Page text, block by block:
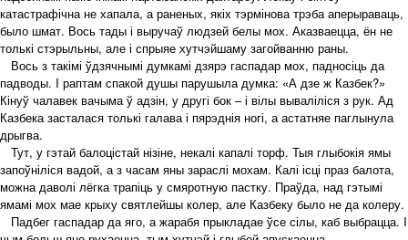
катастрафічна не хапала, а раненых, якіх тэрмінова трэба аперыраваць,
было шмат. Вось тады і выручаў людзей белы мох. Аказваецца, ён не
толькі стэрыльны, але і спрыяе хутчэйшаму загойванню раны.
Вось з такімі ўдзячнымі думкамі дзярэ гаспадар мох, падносіць да
падводы. I раптам спакой душы парушыла думка: «А дзе ж Казбек?»
Кінуў чалавек вачыма ў адзін, у другі бок – і вілы вываліліся з рук. Ад
Казбека засталася толькі галава і пярэднія ногі, а астатняе паглынула
дрыгва.
Тут, у гэтай балоцістай нізіне, некалі капалі торф. Тыя глыбокія ямы
запоўніліся вадой, а з часам яны зараслі мохам. Калі ісці праз балота,
можна даволі лёгка трапіць у смяротную пастку. Праўда, над гэтымі
ямамі мох мае крыху святлейшы колер, але Казбеку было не да колеру.
Падбег гаспадар да яго, а жарабя прыкладае ўсе сілы, каб выбрацца. I